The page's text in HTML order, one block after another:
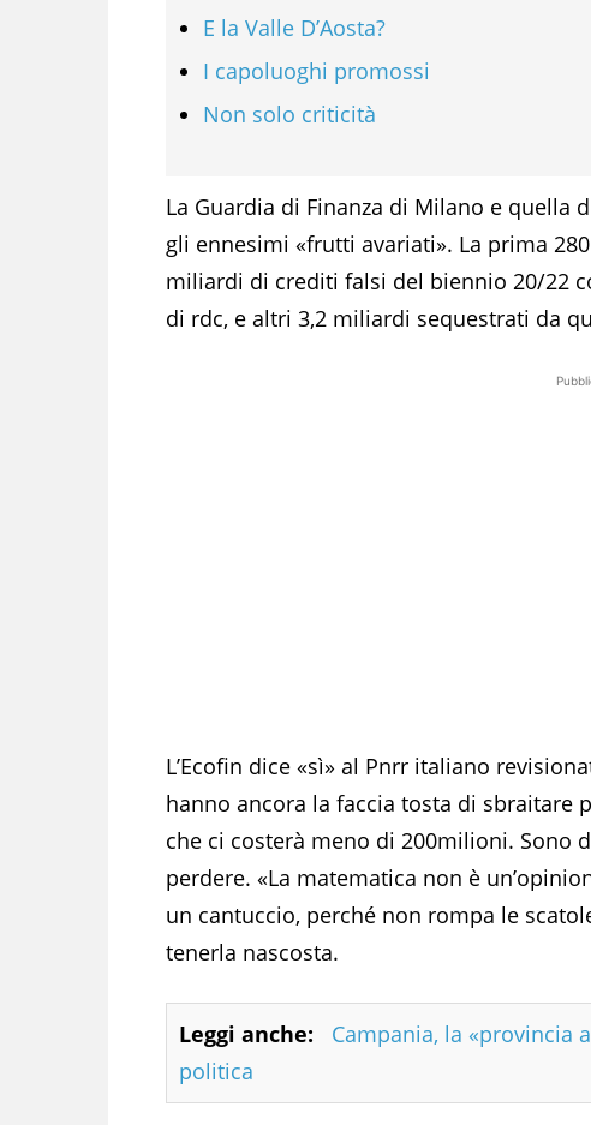
E la Valle D’Aosta?
I capoluoghi promossi
Non solo criticità
La Guardia di Finanza di Milano e quella
gli ennesimi «frutti avariati». La prima
miliardi di crediti falsi del biennio 20/22
di rdc, e altri 3,2 miliardi sequestrati da
L’Ecofin dice «sì» al Pnrr italiano
hanno ancora la faccia tosta di sbraitare
che ci costerà meno di 200milioni. Sono
perdere. «La matematica non è
un cantuccio, perché non rompa le
tenerla nascosta.
Leggi anche:
Campania, la «provincia
politica